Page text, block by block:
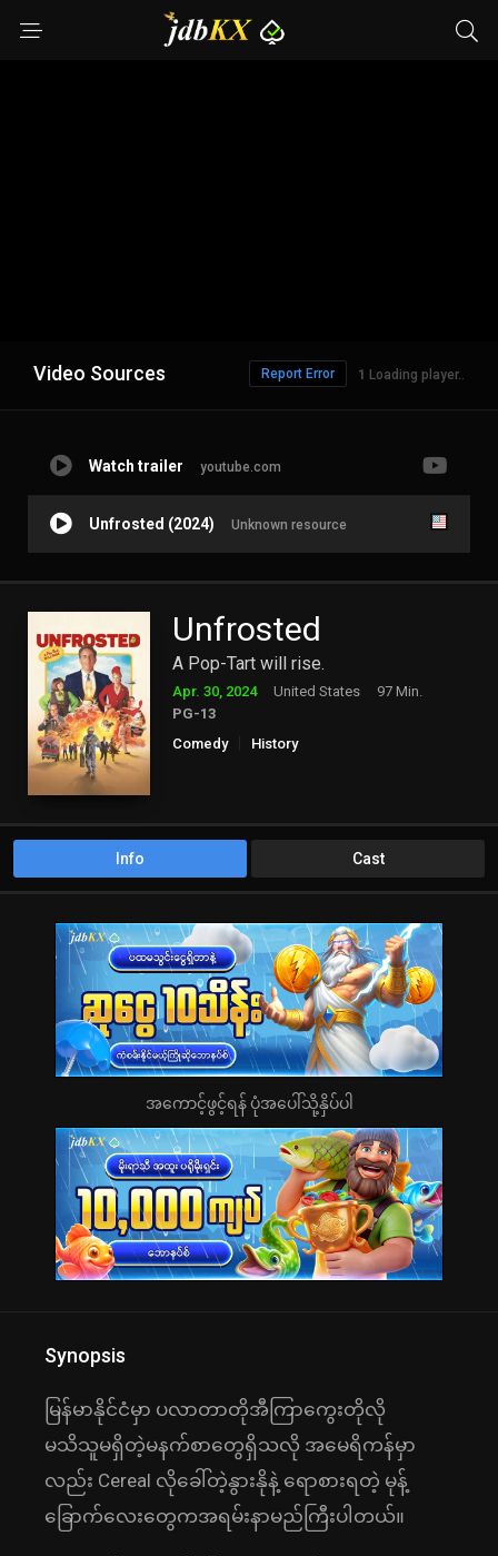
Video Sources Loading player..
Report Error
Watch trailer youtube.com
Unfrosted (2024) Unknown resource
Unfrosted
A Pop-Tart will rise.
Apr. 30, 2024 United States
97 Min.
PG-13
Comedy
History
Info Cast
အကောင့်ဖွင့်ရန် ပုံအပေါ်သို့နှိပ်ပါ
Synopsis
မြန်မာနိုင်ငံမှာ ပလာတာတိုအီကြာကွေးတိုလို
မသိသူမရှိတဲ့မနက်စာတွေရှိသလို အမေရိကန်မှာ
လည်း Cereal လိုခေါ်တဲ့နွားနိုနဲ့ ရောစားရတဲ့ မုန့်
ခြောက်လေးတွေကအရမ်းနာမည်ကြီးပါတယ်။